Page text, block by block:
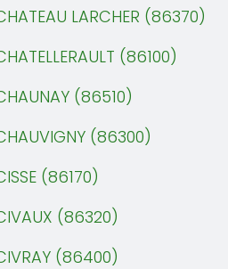
LARCHER (86370)
(86100)
(86510)
(86300)
(86170)
(86320)
(86400)